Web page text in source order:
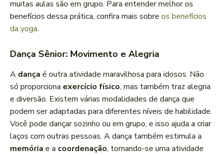
muitas aulas são em grupo. Para entender melhor os
benefícios dessa prática, confira mais sobre os benefícios
da yoga.
Dança Sênior: Movimento e Alegria
A dança é outra atividade maravilhosa para idosos. Não
só proporciona exercício físico, mas também traz alegria
e diversão. Existem várias modalidades de dança que
podem ser adaptadas para diferentes níveis de habilidade.
Você pode dançar sozinho ou em grupo, e isso ajuda a criar
laços com outras pessoas. A dança também estimula a
memória e a coordenação, tornando-se uma atividade